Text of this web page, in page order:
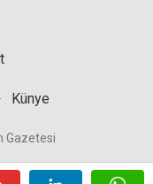
Künye
Gazetesi